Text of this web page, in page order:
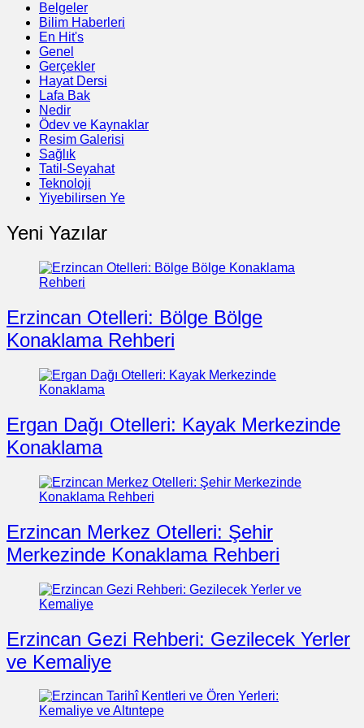
Belgeler
Bilim Haberleri
En Hit's
Genel
Gerçekler
Hayat Dersi
Lafa Bak
Nedir
Ödev ve Kaynaklar
Resim Galerisi
Sağlık
Tatil-Seyahat
Teknoloji
Yiyebilirsen Ye
Yeni Yazılar
Erzincan Otelleri: Bölge Bölge
Konaklama Rehberi
Ergan Dağı Otelleri: Kayak Merkezinde
Konaklama
Erzincan Merkez Otelleri: Şehir
Merkezinde Konaklama Rehberi
Erzincan Gezi Rehberi: Gezilecek Yerler
ve Kemaliye